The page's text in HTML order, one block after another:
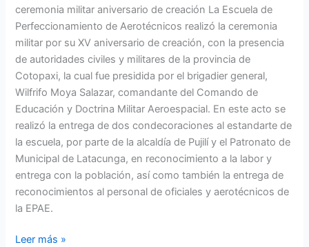
ceremonia militar aniversario de creación La Escuela de
Perfeccionamiento de Aerotécnicos realizó la ceremonia
militar por su XV aniversario de creación, con la presencia
de autoridades civiles y militares de la provincia de
Cotopaxi, la cual fue presidida por el brigadier general,
Wilfrifo Moya Salazar, comandante del Comando de
Educación y Doctrina Militar Aeroespacial. En este acto se
realizó la entrega de dos condecoraciones al estandarte de
la escuela, por parte de la alcaldía de Pujilí y el Patronato de
Municipal de Latacunga, en reconocimiento a la labor y
entrega con la población, así como también la entrega de
reconocimientos al personal de oficiales y aerotécnicos de
la EPAE.
Leer más »